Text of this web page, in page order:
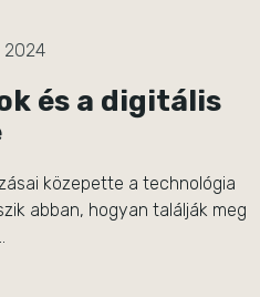
2024
és a digitális
közepette a technológia
abban, hogyan találják meg